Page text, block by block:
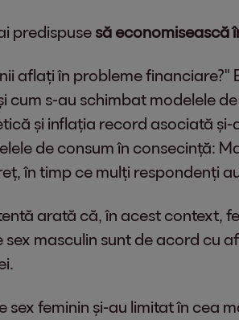
predispuse să economisească
aflați în probleme
cum s-au schimbat modelele
și inflația record asociată
de consum în consecință:
în timp ce mulți respondenți
arată că, în acest context,
sex masculin sunt de acord cu
sex feminin și-au limitat în cea